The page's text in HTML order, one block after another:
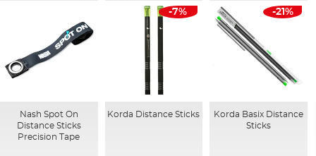
Nash Spot On
Distance Sticks
Precision Tape
-7%
Korda Distance Sticks
-21%
Korda Basix Distance
Sticks